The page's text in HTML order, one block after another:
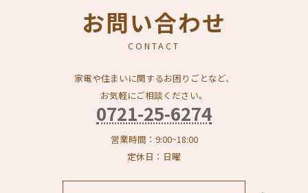
お問い合わせ
CONTACT
家電や住まいに関するお困りごとなど、
お気軽にご相談ください。
0721-25-6274
営業時間：9:00~18:00
定休日：日曜